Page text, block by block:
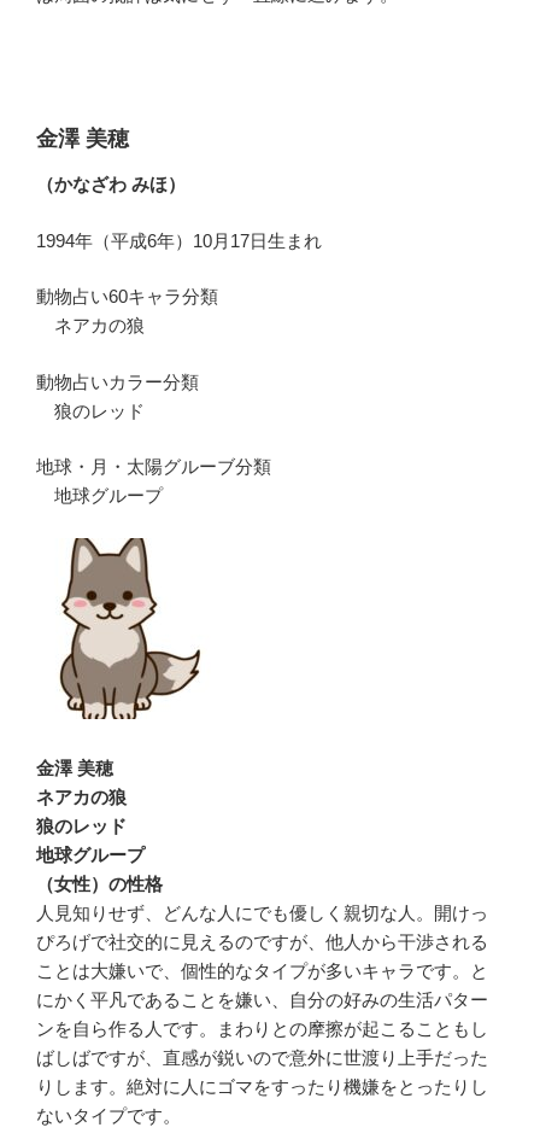
金澤 美穂
（かなざわ みほ）
1994年（平成6年）10月17日生まれ
動物占い60キャラ分類
ネアカの狼
動物占いカラー分類
狼のレッド
地球・月・太陽グルーブ分類
地球グループ
金澤 美穂
ネアカの狼
狼のレッド
地球グループ
（女性）の性格
人見知りせず、どんな人にでも優しく親切な人。開けっ
ぴろげで社交的に見えるのですが、他人から干渉される
ことは大嫌いで、個性的なタイプが多いキャラです。と
にかく平凡であることを嫌い、自分の好みの生活パター
ンを自ら作る人です。まわりとの摩擦が起こることもし
ばしばですが、直感が鋭いので意外に世渡り上手だった
りします。絶対に人にゴマをすったり機嫌をとったりし
ないタイプです。